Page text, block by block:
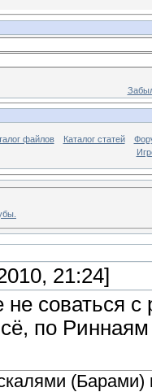
файлов Каталог статей
21:24]
соваться с
по
(Барами)